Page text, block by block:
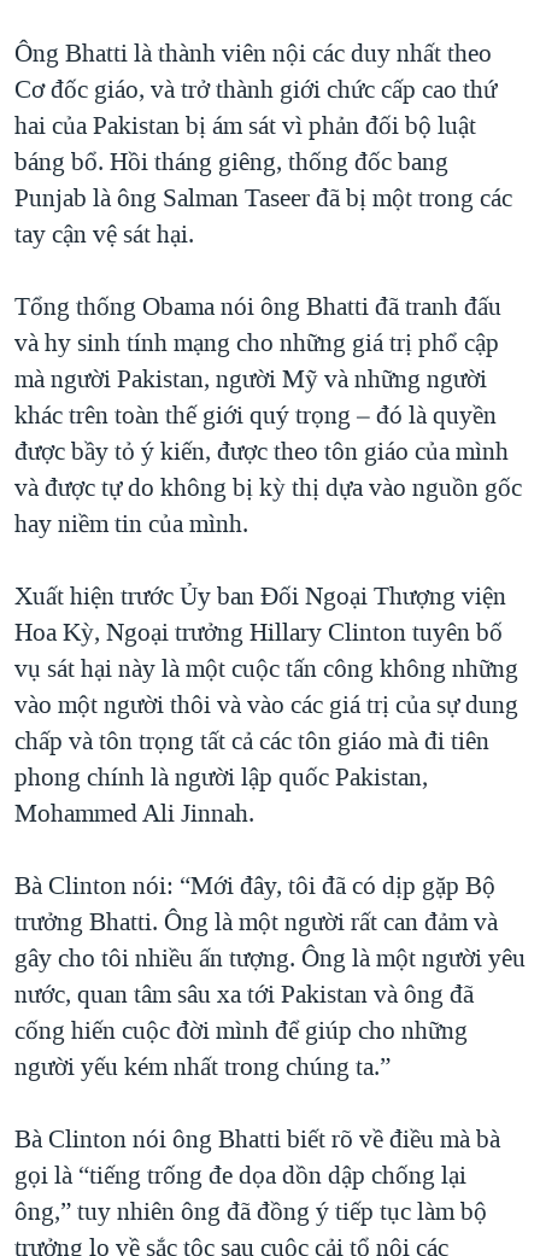
Ông Bhatti là thành viên nội các duy nhất theo
Cơ đốc giáo, và trở thành giới chức cấp cao thứ
hai của Pakistan bị ám sát vì phản đối bộ luật
báng bổ. Hồi tháng giêng, thống đốc bang
Punjab là ông Salman Taseer đã bị một trong các
tay cận vệ sát hại.
Tổng thống Obama nói ông Bhatti đã tranh đấu
và hy sinh tính mạng cho những giá trị phổ cập
mà người Pakistan, người Mỹ và những người
khác trên toàn thế giới quý trọng – đó là quyền
được bầy tỏ ý kiến, được theo tôn giáo của mình
và được tự do không bị kỳ thị dựa vào nguồn gốc
hay niềm tin của mình.
Xuất hiện trước Ủy ban Đối Ngoại Thượng viện
Hoa Kỳ, Ngoại trưởng Hillary Clinton tuyên bố
vụ sát hại này là một cuộc tấn công không những
vào một người thôi và vào các giá trị của sự dung
chấp và tôn trọng tất cả các tôn giáo mà đi tiên
phong chính là người lập quốc Pakistan,
Mohammed Ali Jinnah.
Bà Clinton nói: “Mới đây, tôi đã có dịp gặp Bộ
trưởng Bhatti. Ông là một người rất can đảm và
gây cho tôi nhiều ấn tượng. Ông là một người yêu
nước, quan tâm sâu xa tới Pakistan và ông đã
cống hiến cuộc đời mình để giúp cho những
người yếu kém nhất trong chúng ta.”
Bà Clinton nói ông Bhatti biết rõ về điều mà bà
gọi là “tiếng trống đe dọa dồn dập chống lại
ông,” tuy nhiên ông đã đồng ý tiếp tục làm bộ
trưởng lo về sắc tộc sau cuộc cải tổ nội các